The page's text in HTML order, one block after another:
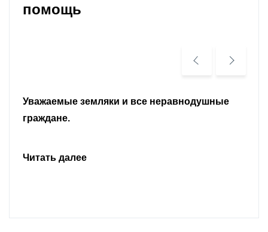
помощь
Уважаемые земляки и все неравнодушные
граждане.
Читать далее